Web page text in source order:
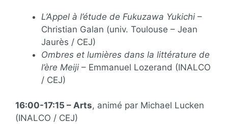
L’Appel à l’étude de Fukuzawa Yukichi –
Christian Galan (univ. Toulouse – Jean
Jaurès / CEJ)
Ombres et lumières dans la littérature de
l’ère Meiji – Emmanuel Lozerand (INALCO
/ CEJ)
16:00-17:15 – Arts, animé par Michael Lucken
(INALCO / CEJ)